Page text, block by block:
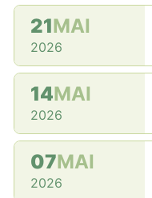
21MAI
2026
14MAI
2026
07MAI
2026